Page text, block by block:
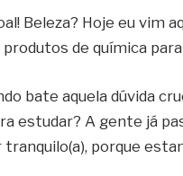
Beleza? Hoje eu vim
de química para
bate aquela dúvida
estudar? A gente já
tranquilo(a), porque